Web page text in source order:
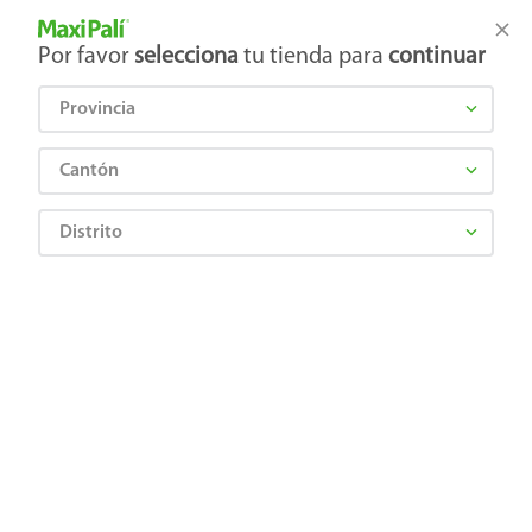
Tienda Maxi Palí
Por favor selecciona tu tienda para continuar
Provincia
Cantón
Distrito